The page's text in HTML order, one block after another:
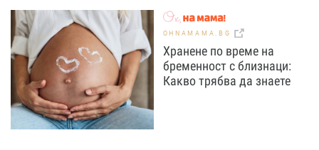
OHNAMAMA.BG
Хранене по време на
бременност с близнаци:
Какво трябва да знаете